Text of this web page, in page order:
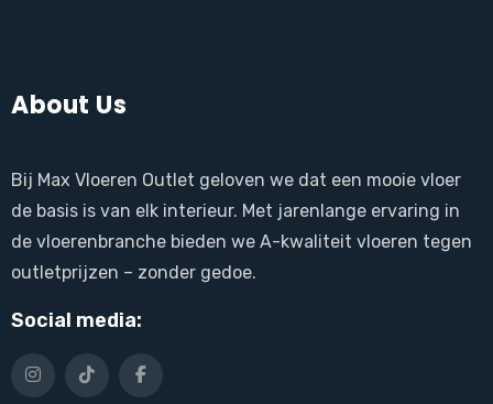
About Us
Bij Max Vloeren Outlet geloven we dat een mooie vloer
de basis is van elk interieur. Met jarenlange ervaring in
de vloerenbranche bieden we A-kwaliteit vloeren tegen
outletprijzen – zonder gedoe.
Social media: